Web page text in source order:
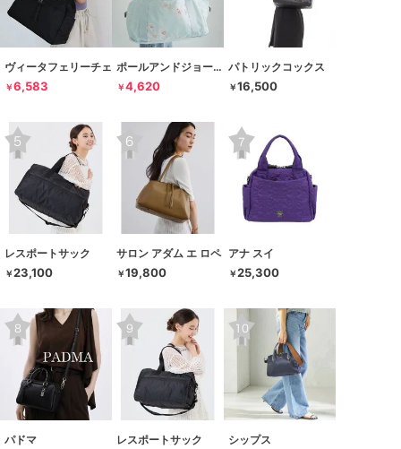
ヴィータフェリーチェ
￥6,583
ポールアンドジョーアクセソワ
￥4,620
パトリックコックス
￥16,500
レスポートサック
￥23,100
サロン アダム エ ロペ
￥19,800
アナ スイ
￥25,300
パドマ レスポートサック シップス